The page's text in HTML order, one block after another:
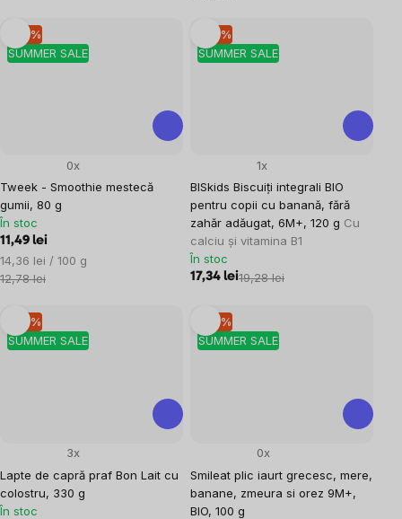
SUMMER SALE
–10 %
Tweek - Smoothie mestecă
gumii, 80 g
0x
În stoc
11,49 lei
Evaluare
preţ:
14,36 lei / 100 g
12,78 lei
SUMMER SALE
–10 %
BISkids Biscuiți integrali BIO
pentru copii cu banană, fără
zahăr adăugat, 6M+, 120 g Cu
calciu și vitamina B1
1x
În stoc
17,34 lei19,28 lei
SUMMER SALE
–10 %
Lapte de capră praf Bon Lait cu
colostru, 330 g
3x
În stoc
SUMMER SALE
–10 %
Smileat plic iaurt grecesc, mere,
banane, zmeura si orez 9M+,
BIO, 100 g
0x